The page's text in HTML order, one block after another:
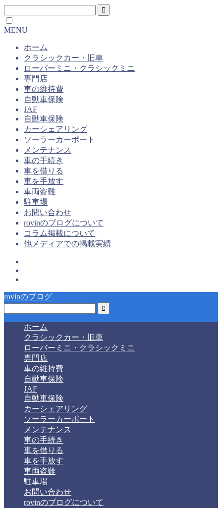
MENU
ホーム
クラシックカー・旧車
ローバーミニ・クラシックミニ
専門店
車の維持費
自動車保険
JAF
自動車保険
カーシェアリング
ソーラーカーポート
メンテナンス
車の手続き
車を借りる
車を手放す
車両盗難
駐車場
お問い合わせ
rovinのブログについて
コラム掲載について
他メディアでの掲載実績
rovinのブログ
ホーム
クラシックカー・旧車
ローバーミニ・クラシックミニ
専門店
車の維持費
自動車保険
JAF
自動車保険
カーシェアリング
ソーラーカーポート
メンテナンス
車の手続き
車を借りる
車を手放す
車両盗難
駐車場
お問い合わせ
rovinのブログについて